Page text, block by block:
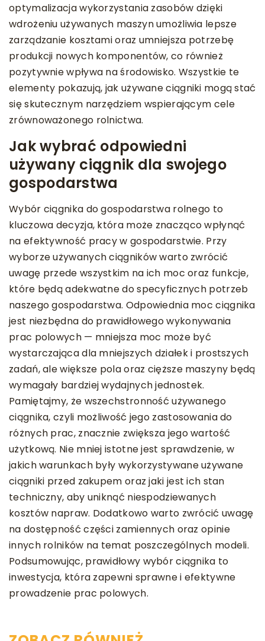
optymalizacja wykorzystania zasobów dzięki
wdrożeniu używanych maszyn umożliwia lepsze
zarządzanie kosztami oraz umniejsza potrzebę
produkcji nowych komponentów, co również
pozytywnie wpływa na środowisko. Wszystkie te
elementy pokazują, jak używane ciągniki mogą stać
się skutecznym narzędziem wspierającym cele
zrównoważonego rolnictwa.
Jak wybrać odpowiedni
używany ciągnik dla swojego
gospodarstwa
Wybór ciągnika do gospodarstwa rolnego to
kluczowa decyzja, która może znacząco wpłynąć
na efektywność pracy w gospodarstwie. Przy
wyborze używanych ciągników warto zwrócić
uwagę przede wszystkim na ich moc oraz funkcje,
które będą adekwatne do specyficznych potrzeb
naszego gospodarstwa. Odpowiednia moc ciągnika
jest niezbędna do prawidłowego wykonywania
prac polowych — mniejsza moc może być
wystarczająca dla mniejszych działek i prostszych
zadań, ale większe pola oraz cięższe maszyny będą
wymagały bardziej wydajnych jednostek.
Pamiętajmy, że wszechstronność używanego
ciągnika, czyli możliwość jego zastosowania do
różnych prac, znacznie zwiększa jego wartość
użytkową. Nie mniej istotne jest sprawdzenie, w
jakich warunkach były wykorzystywane używane
ciągniki przed zakupem oraz jaki jest ich stan
techniczny, aby uniknąć niespodziewanych
kosztów napraw. Dodatkowo warto zwrócić uwagę
na dostępność części zamiennych oraz opinie
innych rolników na temat poszczególnych modeli.
Podsumowując, prawidłowy wybór ciągnika to
inwestycja, która zapewni sprawne i efektywne
prowadzenie prac polowych.